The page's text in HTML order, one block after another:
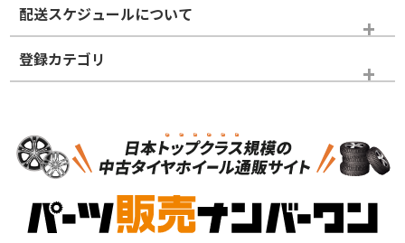
かじめご了承ください。
ホイールランク
S
品）
S
新車外し品（新古
付き
配送スケジュールについて
登録カテゴリ
スタッドレスタイヤホイールセット